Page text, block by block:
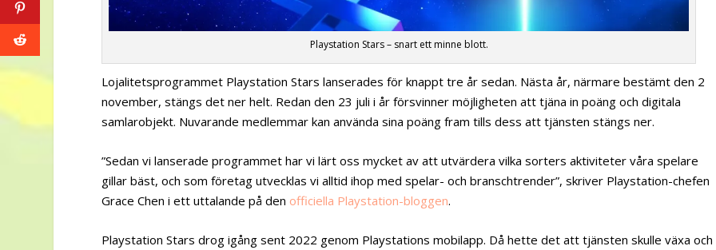
Playstation Stars – snart ett minne blott.
Lojalitetsprogrammet Playstation Stars lanserades för knappt tre år sedan. Nästa år, närmare bestämt den 2
november, stängs det ner helt. Redan den 23 juli i år försvinner möjligheten att tjäna in poäng och digitala
samlarobjekt. Nuvarande medlemmar kan använda sina poäng fram tills dess att tjänsten stängs ner.
”Sedan vi lanserade programmet har vi lärt oss mycket av att utvärdera vilka sorters aktiviteter våra spelare
gillar bäst, och som företag utvecklas vi alltid ihop med spelar- och branschtrender”, skriver Playstation-chefen
Grace Chen i ett uttalande på denofficiella Playstation-bloggen.
Playstation Stars drog igång sent 2022 genom Playstations mobilapp. Då hette det att tjänsten skulle växa och